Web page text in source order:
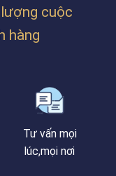
cuộc
hàng
Tư vấn mọi
lúc,mọi nơi